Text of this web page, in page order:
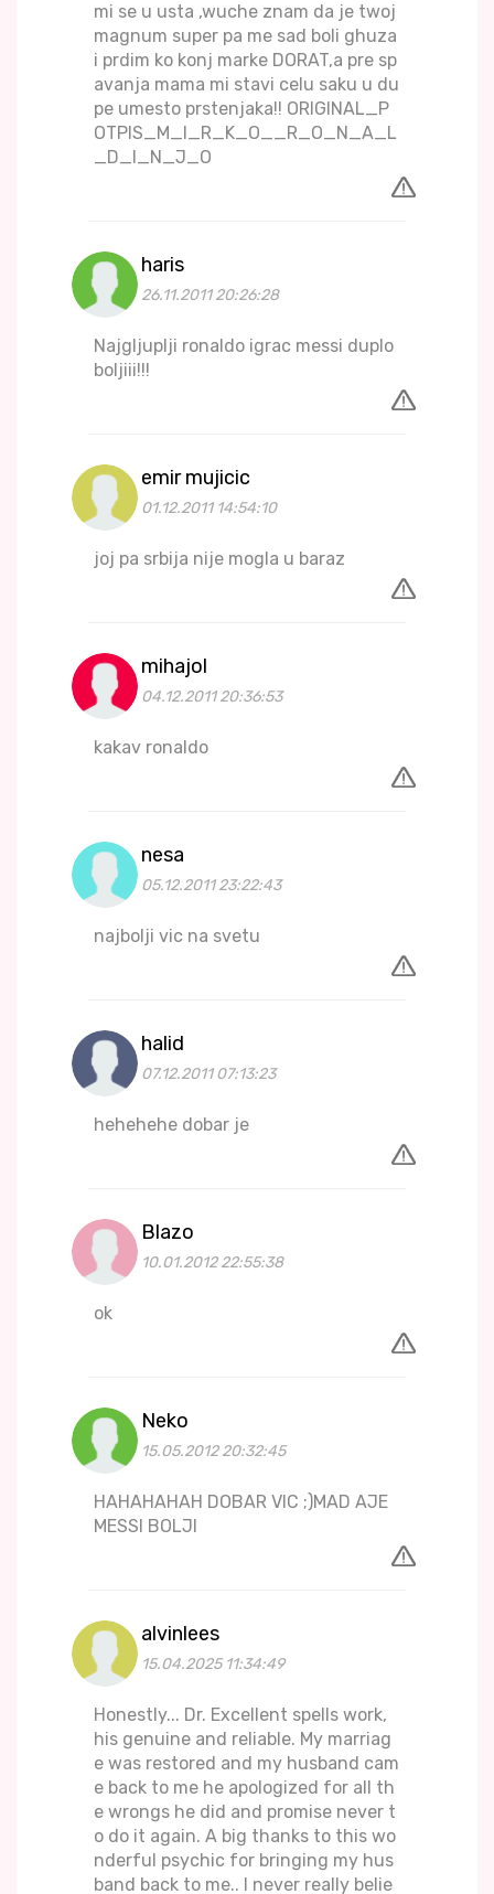
mi se u usta ,wuche znam da je twoj
magnum super pa me sad boli ghuza
i prdim ko konj marke DORAT,a pre sp
avanja mama mi stavi celu saku u du
pe umesto prstenjaka!! ORIGINAL_P
OTPIS_M_I_R_K_O__R_O_N_A_L
_D_I_N_J_O
haris
26.11.2011 20:26:28
Najgljuplji ronaldo igrac messi duplo
boljiii!!!
emir mujicic
01.12.2011 14:54:10
joj pa srbija nije mogla u baraz
mihajol
04.12.2011 20:36:53
kakav ronaldo
nesa
05.12.2011 23:22:43
najbolji vic na svetu
halid
07.12.2011 07:13:23
hehehehe dobar je
Blazo
10.01.2012 22:55:38
ok
Neko
15.05.2012 20:32:45
HAHAHAHAH DOBAR VIC ;)MAD AJE
MESSI BOLJI
alvinlees
15.04.2025 11:34:49
Honestly... Dr. Excellent spells work,
his genuine and reliable. My marriag
e was restored and my husband cam
e back to me he apologized for all th
e wrongs he did and promise never t
o do it again. A big thanks to this wo
nderful psychic for bringing my hus
band back to me.. I never really belie